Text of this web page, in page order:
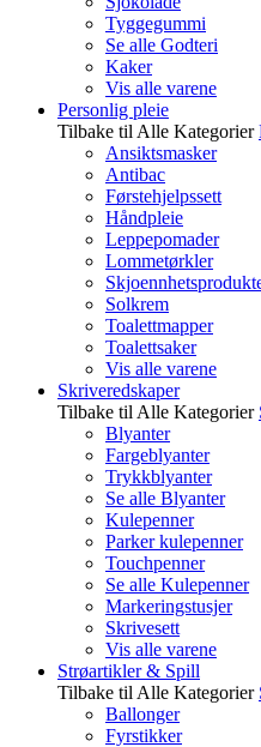
Tyggegummi
Se alle Godteri
Kaker
Vis alle varene
Personlig pleie
Tilbake til Alle Kategorier
Ansiktsmasker
Antibac
Førstehjelpssett
Håndpleie
Leppepomader
Lommetørkler
Solkrem
Toalettmapper
Toalettsaker
Vis alle varene
Skriveredskaper
Tilbake til Alle Kategorier
Blyanter
Fargeblyanter
Trykkblyanter
Se alle Blyanter
Kulepenner
Parker kulepenner
Touchpenner
Se alle Kulepenner
Markeringstusjer
Skrivesett
Vis alle varene
Strøartikler & Spill
Tilbake til Alle Kategorier
Ballonger
Fyrstikker